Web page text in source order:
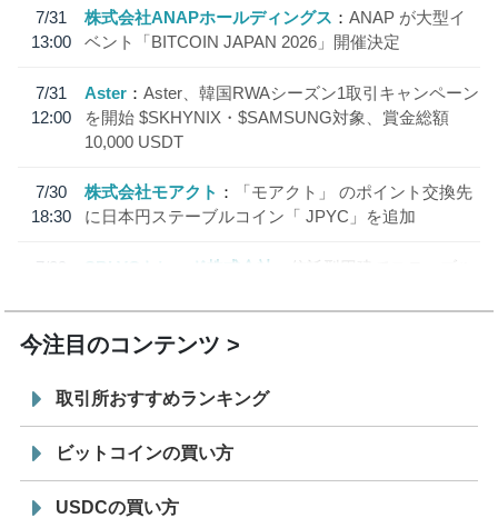
7/31
13:00
株式会社ANAPホールディングス
ANAP が大型イ
ベント「BITCOIN JAPAN 2026」開催決定
7/31
12:00
Aster
Aster、韓国RWAシーズン1取引キャンペーン
を開始 $SKHYNIX・$SAMSUNG対象、賞金総額
10,000 USDT
7/30
18:30
株式会社モアクト
「モアクト」 のポイント交換先
に日本円ステーブルコイン「 JPYC」を追加
7/29
SBI VCトレード株式会社
信託型円建てステーブル
今注目のコンテンツ
取引所おすすめランキング
ビットコインの買い方
USDCの買い方